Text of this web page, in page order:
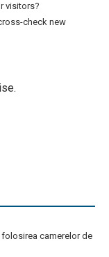
visitors?
check new
camerelor de